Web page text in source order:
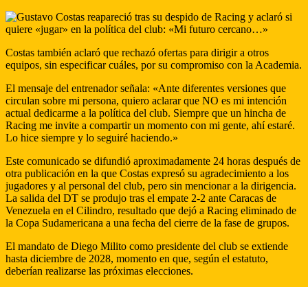
Costas también aclaró que rechazó ofertas para dirigir a otros
equipos, sin especificar cuáles, por su compromiso con la Academia.
El mensaje del entrenador señala: «Ante diferentes versiones que
circulan sobre mi persona, quiero aclarar que NO es mi intención
actual dedicarme a la política del club. Siempre que un hincha de
Racing me invite a compartir un momento con mi gente, ahí estaré.
Lo hice siempre y lo seguiré haciendo.»
Este comunicado se difundió aproximadamente 24 horas después de
otra publicación en la que Costas expresó su agradecimiento a los
jugadores y al personal del club, pero sin mencionar a la dirigencia.
La salida del DT se produjo tras el empate 2-2 ante Caracas de
Venezuela en el Cilindro, resultado que dejó a Racing eliminado de
la Copa Sudamericana a una fecha del cierre de la fase de grupos.
El mandato de Diego Milito como presidente del club se extiende
hasta diciembre de 2028, momento en que, según el estatuto,
deberían realizarse las próximas elecciones.